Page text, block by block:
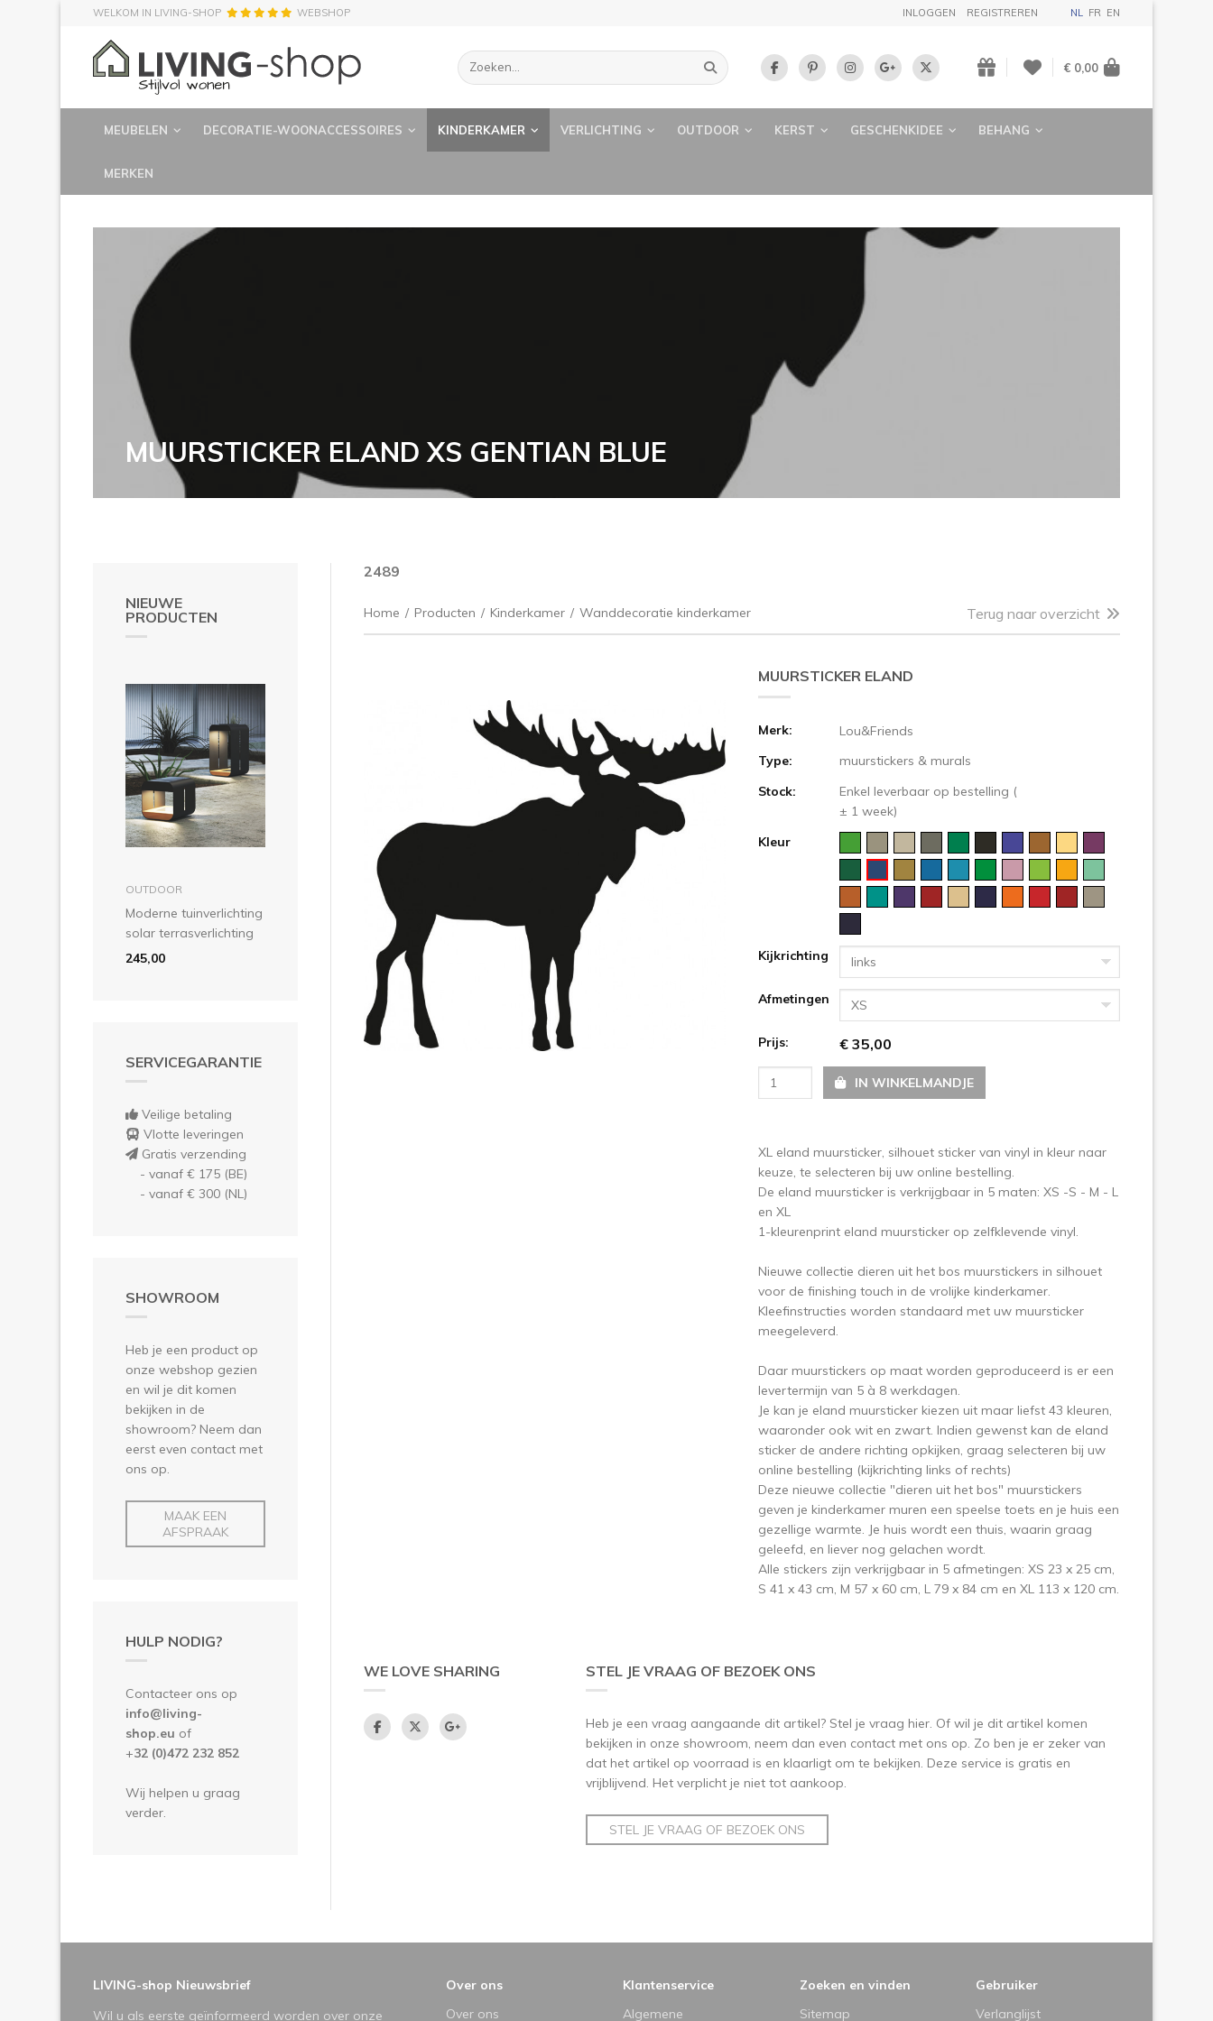
WELKOM IN LIVING-SHOP WEBSHOP INLOGGEN REGISTREREN NL FR EN
€ 0,00
MEUBELEN DECORATIE-WOONACCESSOIRES KINDERKAMER VERLICHTING OUTDOOR KERST GESCHENKIDEE BEHANG
MERKEN
MUURSTICKER ELAND XS GENTIAN BLUE
NIEUWE
PRODUCTEN
in winkelmandje
OUTDOOR
Moderne tuinverlichting
solar terrasverlichting
245,00
SERVICEGARANTIE
Veilige betaling
Vlotte leveringen
Gratis verzending
- vanaf € 175 (BE)
- vanaf € 300 (NL)
SHOWROOM
Heb je een product op
onze webshop gezien
en wil je dit komen
bekijken in de
showroom? Neem dan
eerst even contact met
ons op.
MAAK EEN
AFSPRAAK
HULP NODIG?
Contacteer ons op
info@living-
shop.eu of
+32 (0)472 232 852
Wij helpen u graag
verder.
2489
Home / Producten / Kinderkamer / Wanddecoratie kinderkamer Terug naar overzicht
MUURSTICKER ELAND
Merk:
Lou&Friends
Type:
muurstickers & murals
Stock:
Enkel leverbaar op bestelling (
± 1 week)
Kleur
Kijkrichting links
Afmetingen XS
Prijs: € 35,00
IN WINKELMANDJE
XL eland muursticker, silhouet sticker van vinyl in kleur naar
keuze, te selecteren bij uw online bestelling.
De eland muursticker is verkrijgbaar in 5 maten: XS -S - M - L
en XL
1-kleurenprint eland muursticker op zelfklevende vinyl.
Nieuwe collectie dieren uit het bos muurstickers in silhouet
voor de finishing touch in de vrolijke kinderkamer.
Kleefinstructies worden standaard met uw muursticker
meegeleverd.
Daar muurstickers op maat worden geproduceerd is er een
levertermijn van 5 à 8 werkdagen.
Je kan je eland muursticker kiezen uit maar liefst 43 kleuren,
waaronder ook wit en zwart. Indien gewenst kan de eland
sticker de andere richting opkijken, graag selecteren bij uw
online bestelling (kijkrichting links of rechts)
Deze nieuwe collectie "dieren uit het bos" muurstickers
geven je kinderkamer muren een speelse toets en je huis een
gezellige warmte. Je huis wordt een thuis, waarin graag
geleefd, en liever nog gelachen wordt.
Alle stickers zijn verkrijgbaar in 5 afmetingen: XS 23 x 25 cm,
S 41 x 43 cm, M 57 x 60 cm, L 79 x 84 cm en XL 113 x 120 cm.
WE LOVE SHARING STEL JE VRAAG OF BEZOEK ONS
Heb je een vraag aangaande dit artikel? Stel je vraag hier. Of wil je dit artikel komen
bekijken in onze showroom, neem dan even contact met ons op. Zo ben je er zeker van
dat het artikel op voorraad is en klaarligt om te bekijken. Deze service is gratis en
vrijblijvend. Het verplicht je niet tot aankoop.
STEL JE VRAAG OF BEZOEK ONS
LIVING-shop Nieuwsbrief
Wil u als eerste geïnformeerd worden over onze
Over ons
Over ons
Klantenservice
Algemene
Zoeken en vinden
Sitemap
Gebruiker
Verlanglijst